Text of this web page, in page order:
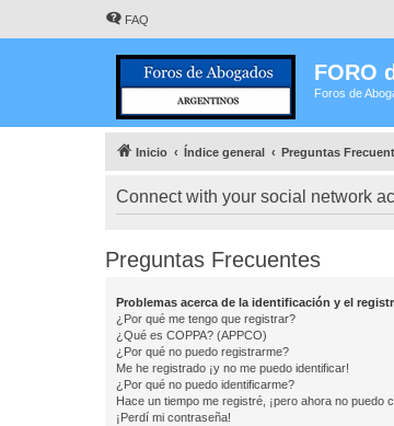
FAQ
FORO
Foros de
Inicio Índice general Preguntas
Connect with your social network
Preguntas Frecuentes
Problemas acerca de la identificación y el
¿Por qué me tengo que registrar?
¿Qué es COPPA? (APPCO)
¿Por qué no puedo registrarme?
Me he registrado ¡y no me puedo identificar!
¿Por qué no puedo identificarme?
Hace un tiempo me registré, ¡pero ahora no puedo
¡Perdí mi contraseña!